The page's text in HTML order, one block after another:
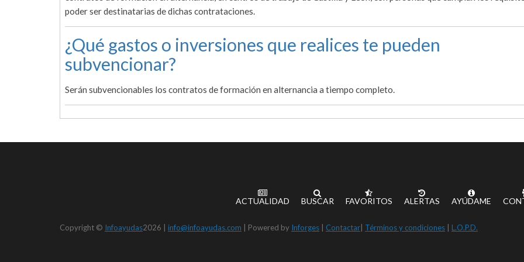
poder ser destinatarias de dichas contrataciones.
¿Qué gastos o inversiones que realices te pueden
subvencionar?
Serán subvencionables los contratos de formación en alternancia a tiempo completo.
ACTUALIDAD BUSCAR FAVORITOS ALERTAS AYÚDAME
Copyright © Infoayudas2026 | info@infoayudas.com Powered by Inforges Contactar Términos y condiciones L.O.P.D.